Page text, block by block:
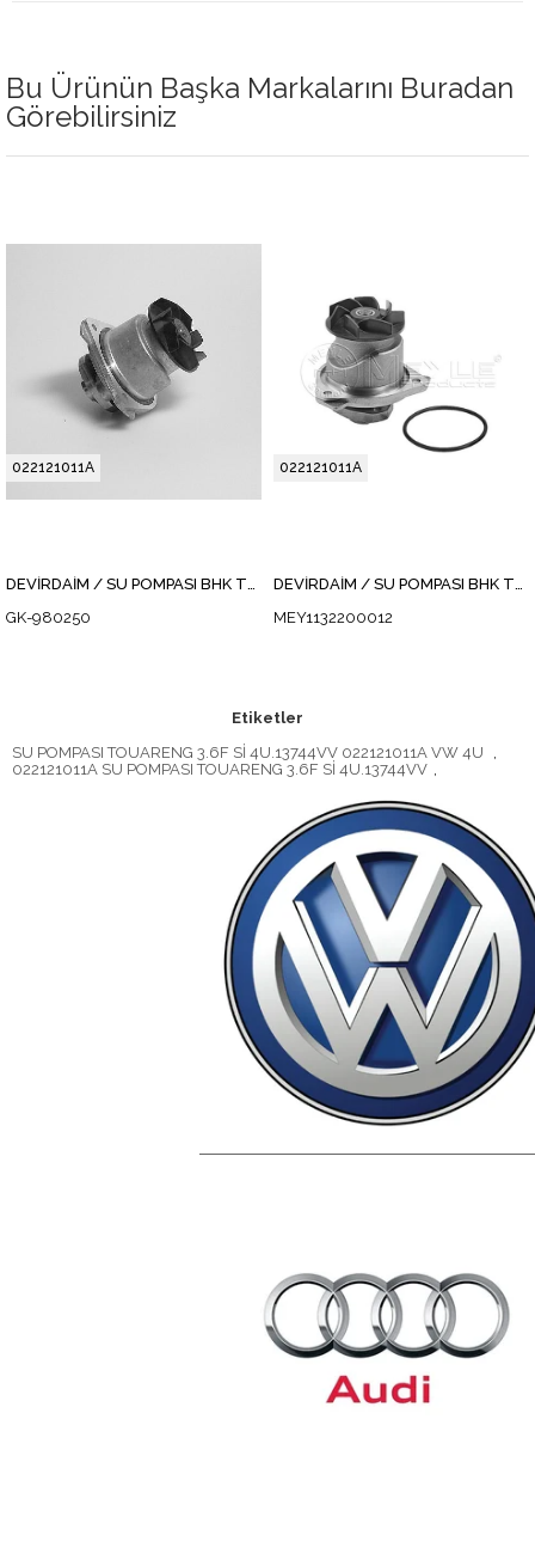
Bu Ürünün Başka Markalarını Buradan
Görebilirsiniz
GK-980250
022121011A
MEY1132200012
022121011A
Etiketler
SU POMPASI TOUARENG 3.6F Sİ 4U.13744VV 022121011A VW 4U
022121011A SU POMPASI TOUARENG 3.6F Sİ 4U.13744VV